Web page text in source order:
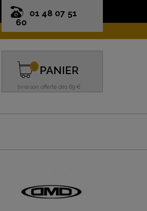
01 48 07 51
60
PANIER
livraison offerte dès 69 €
0